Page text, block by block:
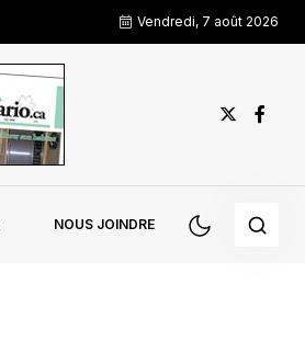
Vendredi, 7 août 2026
NOUS JOINDRE